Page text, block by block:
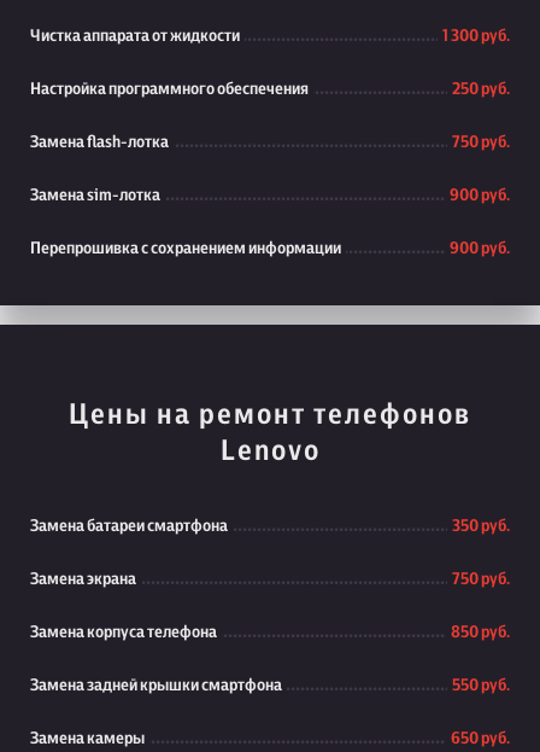
Чистка аппарата от жидкости 1 300 руб.
Настройка программного обеспечения 250 руб.
Замена flash-лотка 750 руб.
Замена sim-лотка 900 руб.
Перепрошивка с сохранением информации 900 руб.
Цены на ремонт телефонов
Lenovo
Замена батареи смартфона 350 руб.
Замена экрана 750 руб.
Замена корпуса телефона 850 руб.
Замена задней крышки смартфона 550 руб.
Замена камеры 650 руб.